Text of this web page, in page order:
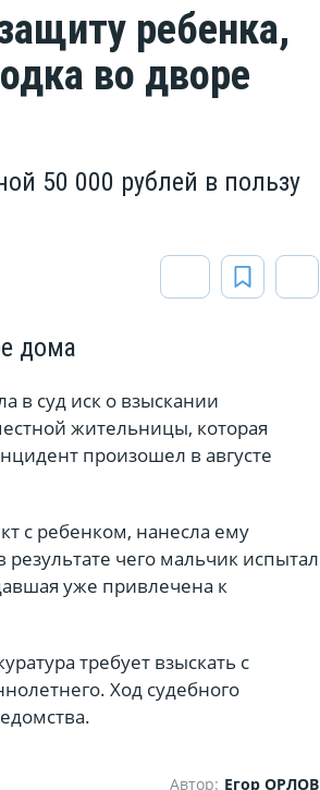
ребенка,
во дворе
50 000 рублей в пользу
дома
в суд иск о взыскании
жительницы, которая
произошел в августе
с ребенком, нанесла ему
чего мальчик испытал
уже привлечена к
требует взыскать с
Ход судебного
Автор: Егор ОРЛОВ